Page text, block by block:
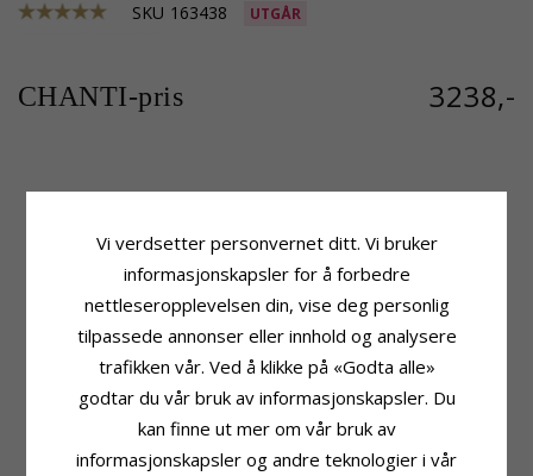
SKU 163438 UTGÅR
CHANTI-pris 3238,-
Øredobber: Solitaireørepynt
9 Karat Gull
Overflate: Blank
Sliping:Fasettslipt
Farge:Hvit
Stein:Zirkon
Størrelse
Diameter:7,0 mm
Leveringstid
Leveringstid: Ca. 5-10 Hverdager
MEST POPULÆRE PRODUKTER I
KATEGORIEN
Vi verdsetter personvernet ditt. Vi bruker
informasjonskapsler for å forbedre
nettleseropplevelsen din, vise deg personlig
tilpassede annonser eller innhold og analysere
trafikken vår. Ved å klikke på «Godta alle»
godtar du vår bruk av informasjonskapsler. Du
kan finne ut mer om vår bruk av
informasjonskapsler og andre teknologier i vår